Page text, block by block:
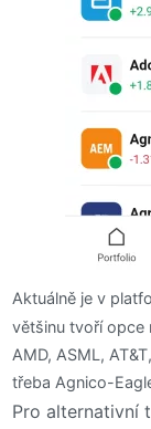
Aktuálně je v
většinu tvoří opce
AMD, ASML,
třeba Agnico-
Pro alternativní